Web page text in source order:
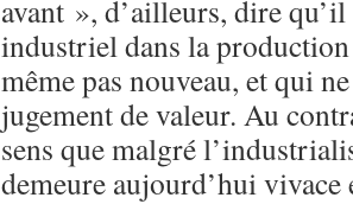
avant », d’ailleurs, dire
industriel dans la
même pas nouveau, et qui
jugement de valeur. Au
sens que malgré
demeure aujourd’hui vivace